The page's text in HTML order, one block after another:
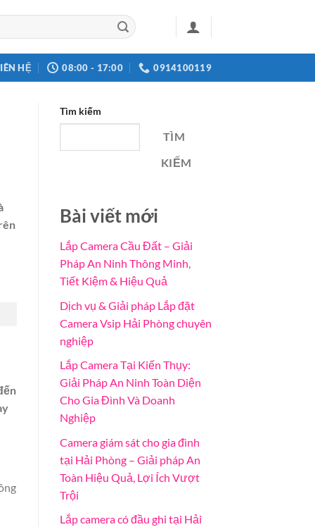
HỆ 08:00 - 17:00 0914100119
Tìm kiếm
TÌM
KIẾM
Bài viết mới
Lắp Camera Cầu Đất – Giải
Pháp An Ninh Thông Minh,
Tiết Kiệm & Hiệu Quả
Dịch vụ & Giải pháp Lắp đặt
Camera Vsip Hải Phòng chuyên
nghiệp
Lắp Camera Tại Kiến Thụy:
Giải Pháp An Ninh Toàn Diện
Cho Gia Đình Và Doanh
Nghiệp
Camera giám sát cho gia đình
tại Hải Phòng – Giải pháp An
Toàn Hiệu Quả, Lợi Ích Vượt
Trội
Lắp camera có đầu ghi tại Hải